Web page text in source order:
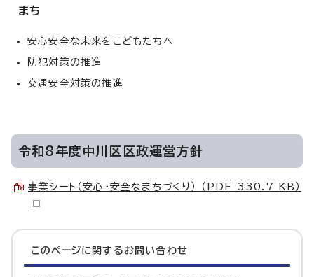
まち
安心安全な未来をこどもたちへ
防犯対策の推進
交通安全対策の推進
令和8年度中川区区政運営方針
事業シート（安心・安全なまちづくり） （PDF 330.7 KB）
このページに関する お問い合わせ